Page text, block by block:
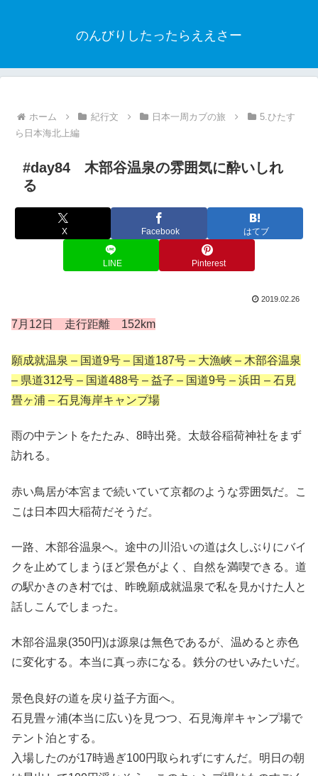
のんびりしたったらええさー
ホーム 紀行文 日本一周カブの旅
5.ひたす
ら日本海北上編
#day84 木部谷温泉の雰囲気に酔いしれ
る
X Facebook はてブ
LINE Pinterest
2019.02.26
7月12 日 走行距離 152km
願成就温泉 – 国道9号 – 国道187号 – 大漁峡 – 木部谷温泉
– 県道312号 – 国道488号 – 益子 – 国道9号 – 浜田 – 石見
畳ヶ浦 – 石見海岸キャンプ場
雨の中テントをたたみ、8時出発。太鼓谷稲荷神社をまず
訪れる。
赤い鳥居が本宮まで続いていて京都のような雰囲気だ。こ
こは日本四大稲荷だそうだ。
一路、木部谷温泉へ。途中の川沿いの道は久しぶりにバイ
クを止めてしまうほど景色がよく、自然を満喫できる。道
の駅かきのき村では、昨晩願成就温泉で私を見かけた人と
話しこんでしまった。
木部谷温泉(350円)は源泉は無色であるが、温めると赤色
に変化する。本当に真っ赤になる。鉄分のせいみたいだ。
景色良好の道を戻り益子方面へ。
石見畳ヶ浦(本当に広い)を見つつ、石見海岸キャンプ場で
テント泊とする。
入場したのが17時過ぎ100円取られずにすんだ。明日の朝